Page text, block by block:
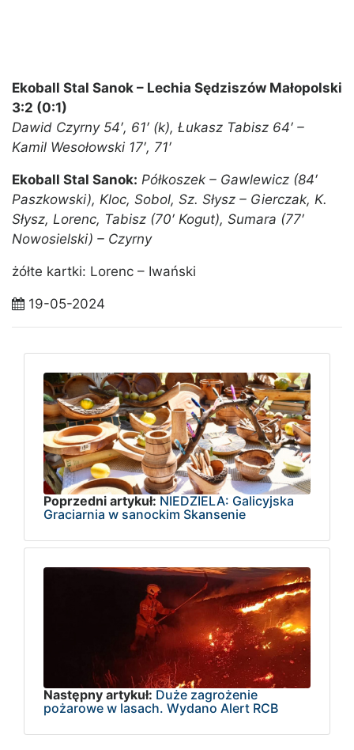
Ekoball Stal Sanok – Lechia Sędziszów Małopolski
3:2 (0:1)
Dawid Czyrny 54′, 61′ (k), Łukasz Tabisz 64′ –
Kamil Wesołowski 17′, 71′
Ekoball Stal Sanok: Półkoszek – Gawlewicz (84′
Paszkowski), Kloc, Sobol, Sz. Słysz – Gierczak, K.
Słysz, Lorenc, Tabisz (70′ Kogut), Sumara (77′
Nowosielski) – Czyrny
żółte kartki: Lorenc – Iwański
19-05-2024
Poprzedni artykuł: NIEDZIELA: Galicyjska
Graciarnia w sanockim Skansenie
Następny artykuł: Duże zagrożenie
pożarowe w lasach. Wydano Alert RCB